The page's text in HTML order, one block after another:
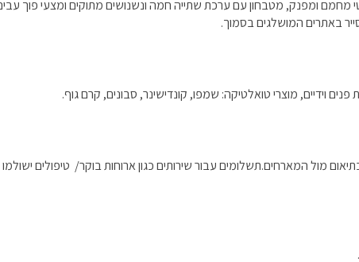
באתרים המושלגים בסמוך.
וידיים, מוצרי טואלטיקה: שמפו, קונדישינר, סבונים, קרם גוף.